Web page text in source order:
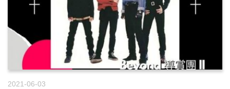
2021-06-03